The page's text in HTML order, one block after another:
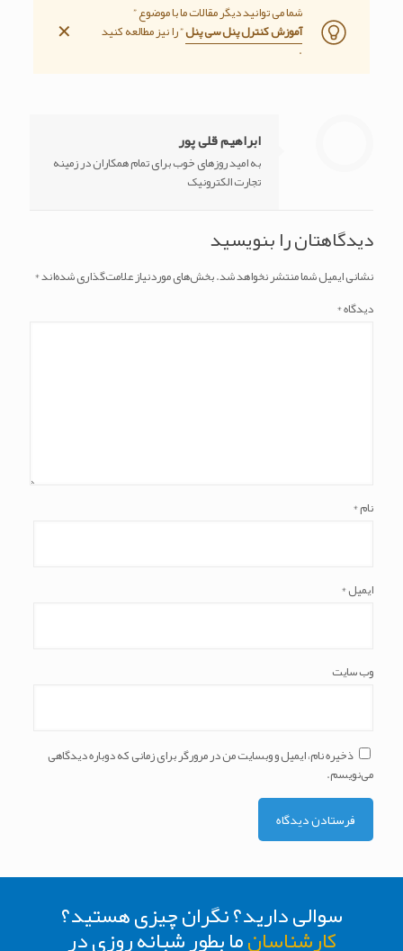
شما می توانید دیگر مقالات ما با موضوع ”
آموزش کنترل پنل سی پنل” را نیز مطالعه کنید
.
✕
ابراهیم قلی پور
به امید روزهای خوب برای تمام همکاران در زمینه
تجارت الکترونیک
دیدگاهتان را بنویسید
نشانی ایمیل شما منتشر نخواهد شد.بخش‌های موردنیاز علامت‌گذاری شده‌اند*
دیدگاه*
نام*
ایمیل*
وب‌ سایت
ذخیره نام، ایمیل و وبسایت من در مرورگر برای زمانی که دوباره دیدگاهی
می‌نویسم.
سوالی دارید؟ نگران چیزی هستید؟
کارشناسانما بطور شبانه روزی در